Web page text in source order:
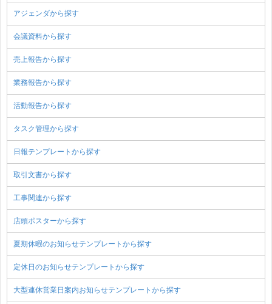
アジェンダから探す
会議資料から探す
売上報告から探す
業務報告から探す
活動報告から探す
タスク管理から探す
日報テンプレートから探す
取引文書から探す
工事関連から探す
店頭ポスターから探す
夏期休暇のお知らせテンプレートから探す
定休日のお知らせテンプレートから探す
大型連休営業日案内お知らせテンプレートから探す